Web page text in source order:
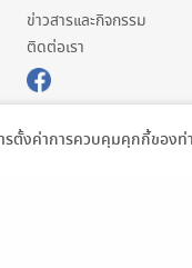
ข่าวสารและกิจกรรม
ติดต่อเรา
รตั้งค่าการควบคุมคุกกี้ของท่